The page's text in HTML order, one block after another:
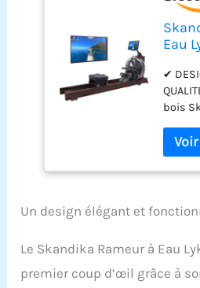
Eau
Bois,
avec
✔
bois
et fait
D'EAU
Un design élégant et
Le Skandika Rameur à Eau
premier coup d’œil grâce à